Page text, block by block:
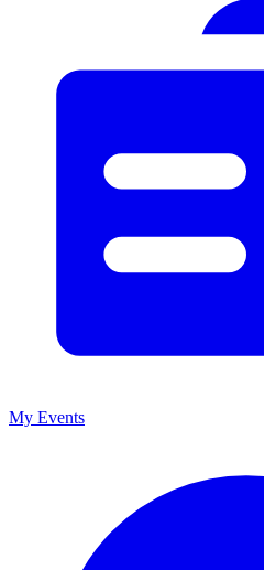
My Events